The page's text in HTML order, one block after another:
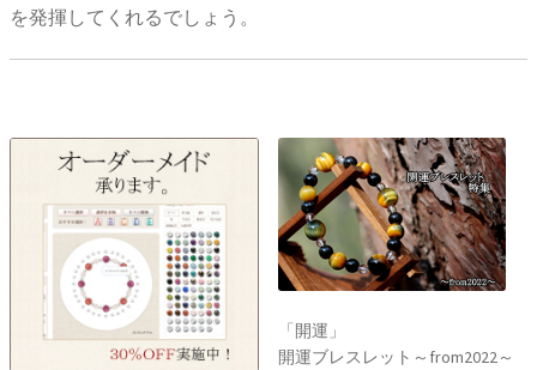
を発揮してくれるでしょう。
「開運」
開運ブレスレット～from2022～